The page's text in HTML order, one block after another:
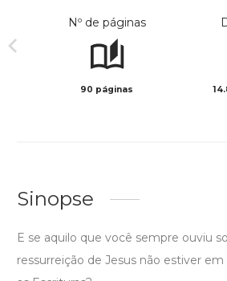
Nº de páginas
90 páginas
Sinopse
E se aquilo que você sempre ouviu
ressurreição de Jesus não estiver